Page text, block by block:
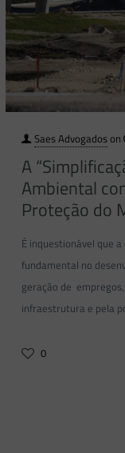
Saes Advogadoson
A
Ambiental
Proteção do
É inquestionável que
fundamental no
geração de
infraestrutura e pela
0